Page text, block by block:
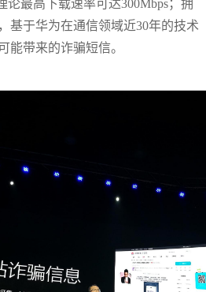
论最高下载速率可达300Mbps；拥
基于华为在通信领域近30年的技术
能带来的诈骗短信。